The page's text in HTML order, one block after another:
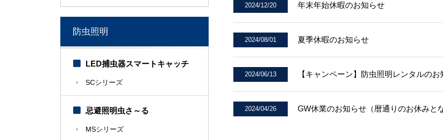
2024/12/20 年末年始休暇のお知らせ
2024/08/01 夏季休暇のお知らせ
2024/06/13 【キャンペーン】防虫照明レンタルのお
2024/04/26 GW休業のお知らせ（暦通りのお休みと
防虫照明
LED捕虫器スマートキャッチ
SCシリーズ
忌避照明虫さ～る
MSシリーズ